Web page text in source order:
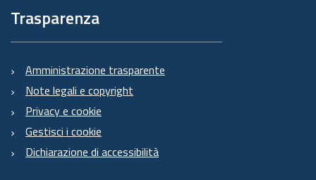
Trasparenza
Amministrazione trasparente
Note legali e copyright
Privacy e cookie
Gestisci i cookie
Dichiarazione di accessibilità